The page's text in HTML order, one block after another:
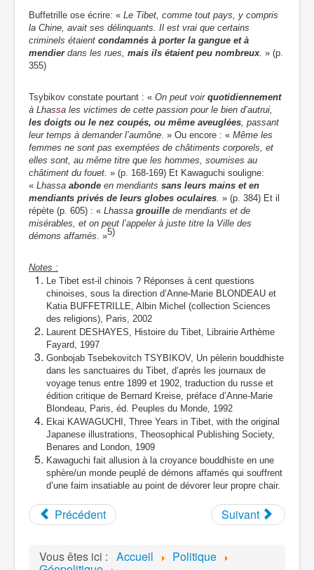
Buffetrille ose écrire: « Le Tibet, comme tout pays, y compris
la Chine, avait ses délinquants. Il est vrai que certains
criminels étaient condamnés à porter la gangue et à
mendierdans les rues, mais ils étaient peu nombreux. » (p.
355)
Tsybikov constate pourtant : « On peut voirquotidiennement
à Lhassa les victimes de cette passion pour le bien d’autrui,
les doigts ou le nez coupés, ou même aveuglées, passant
leur temps à demander l’aumône. » Ou encore : « Même les
femmes ne sont pas exemptées de châtiments corporels, et
elles sont, au même titre que les hommes, soumises au
châtiment du fouet. » (p. 168-169) Et Kawaguchi souligne:
« Lhassa abonde en mendiants sans leurs mains et en
mendiants privés de leurs globes oculaires. » (p. 384) Et il
répète (p. 605) : « Lhassa grouille de mendiants et de
misérables, et on peut l’appeler à juste titre la Ville des
démons affamés. »5)
Notes :
Le Tibet est-il chinois ? Réponses à cent questions
chinoises, sous la direction d’Anne-Marie BLONDEAU et
Katia BUFFETRILLE, Albin Michel (collection Sciences
des religions), Paris, 2002
Laurent DESHAYES, Histoire du Tibet, Librairie Arthème
Fayard, 1997
Gonbojab Tsebekovitch TSYBIKOV, Un pèlerin bouddhiste
dans les sanctuaires du Tibet, d’après les journaux de
voyage tenus entre 1899 et 1902, traduction du russe et
édition critique de Bernard Kreise, préface d’Anne-Marie
Blondeau, Paris, éd. Peuples du Monde, 1992
Ekai KAWAGUCHI, Three Years in Tibet, with the original
Japanese illustrations, Theosophical Publishing Society,
Benares and London, 1909
Kawaguchi fait allusion à la croyance bouddhiste en une
sphère/un monde peuplé de démons affamés qui souffrent
d’une faim insatiable au point de dévorer leur propre chair.
Précédent Suivant
Vous êtes ici : Accueil Politique